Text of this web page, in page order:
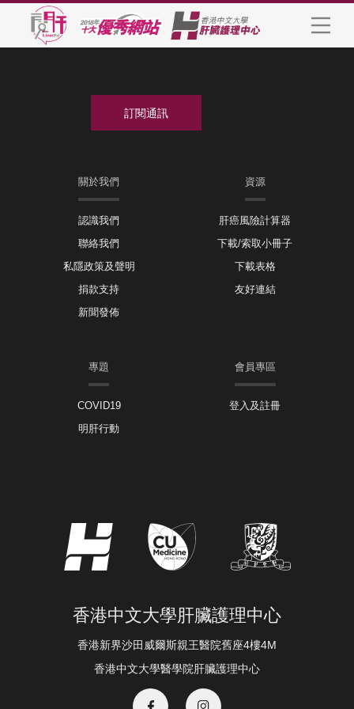
關於我們
認識我們
聯絡我們
私隱政策及聲明
捐款支持
新聞發佈
資源
肝癌風險計算器
下載/索取小冊子
下載表格
友好連結
專題
COVID19
明肝行動
會員專區
登入及註冊
香港中文大學肝臟護理中心
香港新界沙田威爾斯親王醫院舊座4樓4M
香港中文大學醫學院肝臟護理中心